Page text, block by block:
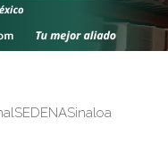
SEDENASinaloa